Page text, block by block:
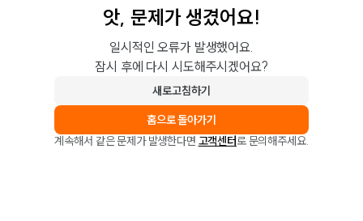
앗, 문제가 생겼어요!
일시적인 오류가 발생했어요.
잠시 후에 다시 시도해주시겠어요?
새로고침하기
홈으로 돌아가기
계속해서 같은 문제가 발생한다면 고객센터로 문의해주세요.